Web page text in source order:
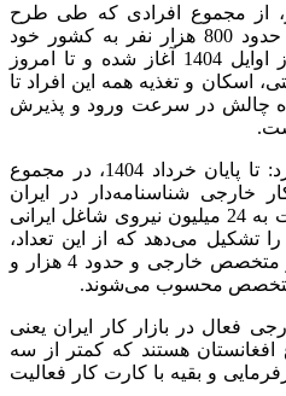
از مجموع افرادی که طی طرح
بازگشت مهاجران افغانستانی، حدود 800 هزار نفر به کشور خود
بازگردانده ‌شدند که این روند از اوایل 1404 آغاز شده و تا امروز
اسکان و تغذیه همه این افراد تا
چالش در سرعت ورود و پذیرش
معاون وزیر کار خاطرنشان کرد: تا پایان خرداد 1404، در مجموع
نیروی کار خارجی شناسنامه‌دار در ایران
فعالیت دارند؛ که این رقم نسبت به 24 میلیون نیروی شاغل ایرانی
کار را تشکیل می‌دهد که از این تعداد،
کمتر از 10 هزار نفر نیروی کار متخصص خارجی و حدود 4 هزار و
فعال در بازار کار ایران یعنی
از اتباع افغانستان هستند که کمتر از سه
کارفرمایی و بقیه با کارت کار فعالیت